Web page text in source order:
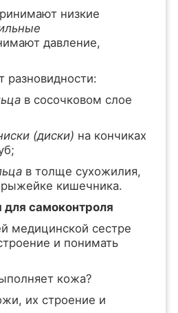
низкие
давление,
в сосочковом слое
(диски) на кончиках
в толще сухожилия,
кишечника.
для самоконтроля
медицинской сестре
и понимать
кожа?
их строение и